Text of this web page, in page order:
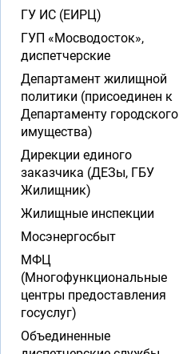
ГУ ИС (ЕИРЦ)
ГУП «Мосводосток»,
диспетчерские
Департамент жилищной
политики (присоединен к
Департаменту городского
имущества)
Дирекции единого
заказчика (ДЕЗы, ГБУ
Жилищник)
Жилищные инспекции
Мосэнергосбыт
МФЦ
(Многофункциональные
центры предоставления
госуслуг)
Объединенные